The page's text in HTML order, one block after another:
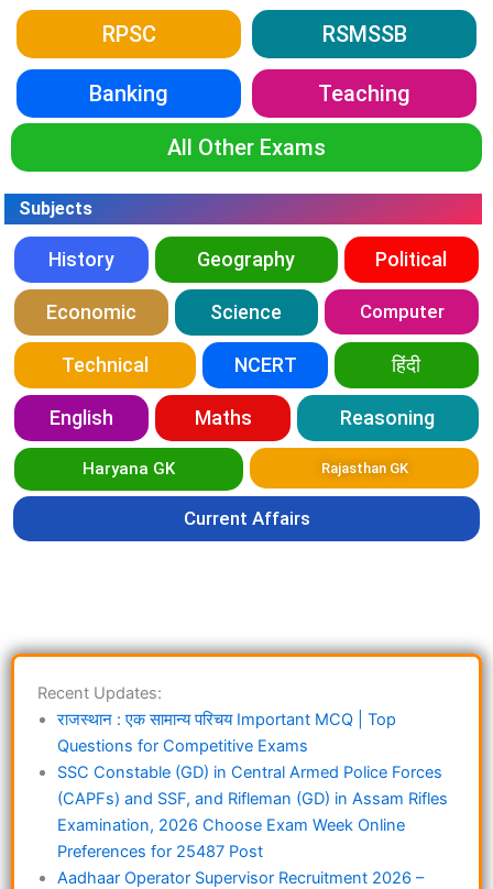
RPSC RSMSSB
Banking Teaching
All Other Exams
Subjects
History Geography Political
Economic Science Computer
Technical NCERT हिंदी
English Maths Reasoning
Haryana GK Rajasthan GK
Current Affairs
Recent Updates:
राजस्थान : एक सामान्य परिचय Important MCQ | Top
Questions for Competitive Exams
SSC Constable (GD) in Central Armed Police Forces
(CAPFs) and SSF, and Rifleman (GD) in Assam Rifles
Examination, 2026 Choose Exam Week Online
Preferences for 25487 Post
Aadhaar Operator Supervisor Recruitment 2026 –